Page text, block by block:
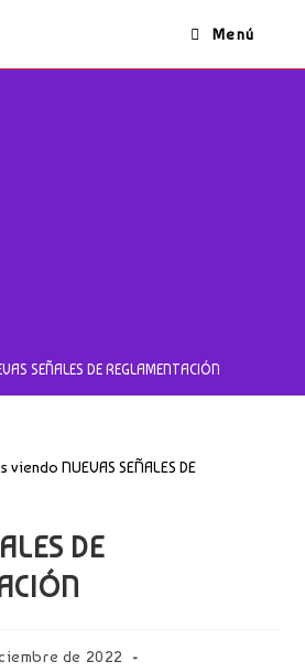
Menú
SEÑALES DE REGLAMENTACIÓN
DE
de 2022